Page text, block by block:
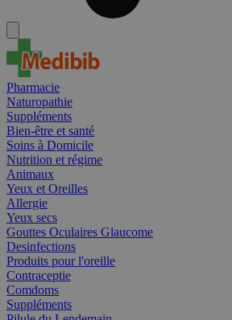
Pharmacie
Naturopathie
Suppléments
Bien-être et santé
Soins à Domicile
Nutrition et régime
Animaux
Yeux et Oreilles
Allergie
Yeux secs
Gouttes Oculaires Glaucome
Desinfections
Produits pour l'oreille
Contraceptie
Comdoms
Suppléments